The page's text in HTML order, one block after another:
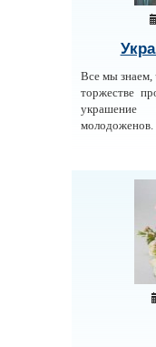
Все мы знаем,
торжестве
украшение
молодоженов.